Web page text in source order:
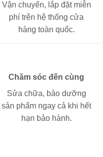
Vận chuyển, lắp đặt miễn
phí trên hệ thống cửa
hàng toàn quốc.
Chăm sóc đến cùng
Sửa chữa, bảo dưỡng
sản phẩm ngay cả khi hết
hạn bảo hành.